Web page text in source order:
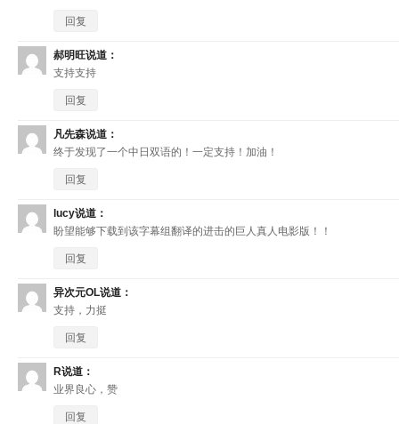
回复
郝明旺说道：
支持支持
回复
凡先森说道：
终于发现了一个中日双语的！一定支持！加油！
回复
lucy说道：
盼望能够下载到该字幕组翻译的进击的巨人真人电影版！！
回复
异次元OL说道：
支持，力挺
回复
R说道：
业界良心，赞
回复